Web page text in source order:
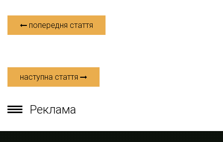
попередня стаття
наступна стаття
Реклама